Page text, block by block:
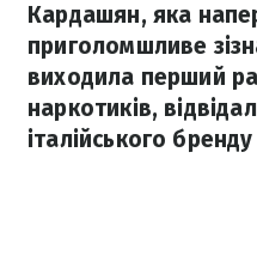
Кардашян, яка
приголомшливе
виходила перший
наркотиків,
італійського